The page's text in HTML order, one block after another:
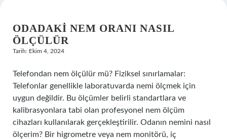
ODADAKI NEM ORANI NASIL
ÖLÇÜLÜR
Tarih: Ekim 4, 2024
Telefondan nem ölçülür mü? Fiziksel sınırlamalar:
Telefonlar genellikle laboratuvarda nemi ölçmek için
uygun değildir. Bu ölçümler belirli standartlara ve
kalibrasyonlara tabi olan profesyonel nem ölçüm
cihazları kullanılarak gerçekleştirilir. Odanın nemini nasıl
ölçerim? Bir higrometre veya nem monitörü, iç